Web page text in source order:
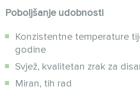
Poboljšanje udobnosti
Konzistentne temperature
godine
Svjež, kvalitetan zrak za
Miran, tih rad